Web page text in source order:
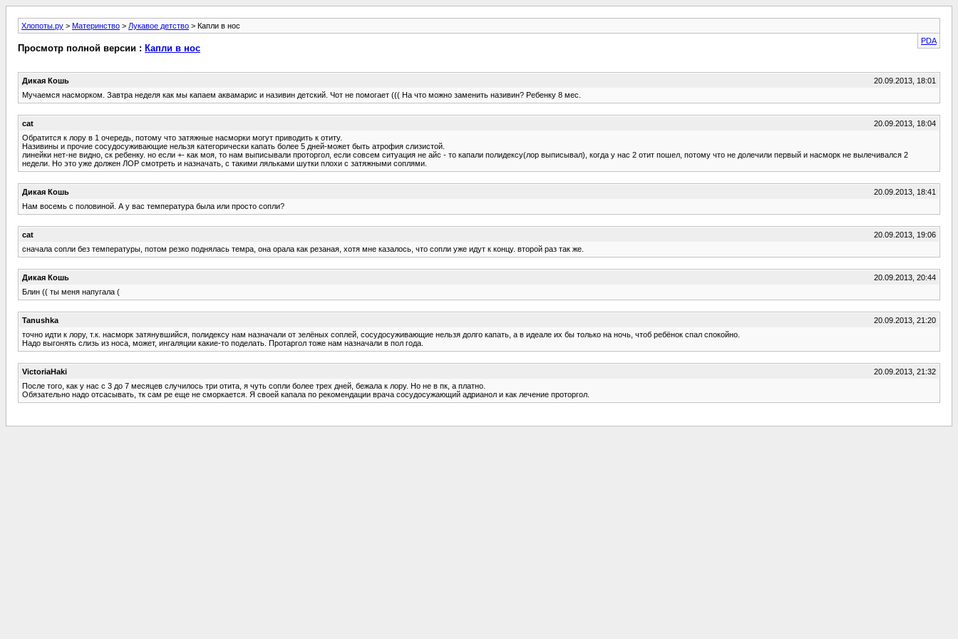
Хлопоты.ру > Материнство > Лукавое детство > Капли в нос
PDA
Просмотр полной версии : Капли в нос
Дикая Кошь
20.09.2013, 18:01
Мучаемся насморком. Завтра неделя как мы капаем аквамарис и називин детский. Чот не помогает ((( На что можно заменить називин? Ребенку 8 мес.
cat
20.09.2013, 18:04
Обратится к лору в 1 очередь, потому что затяжные насморки могут приводить к отиту.
Називины и прочие сосудосуживающие нельзя категорически капать более 5 дней-может быть атрофия слизистой.
линейки нет-не видно, ск ребенку. но если +- как моя, то нам выписывали проторгол, если совсем ситуация не айс - то капали полидексу(лор выписывал), когда у нас 2 отит пошел, потому что не долечили первый и насморк не вылечивался 2
недели. Но это уже должен ЛОР смотреть и назначать, с такими ляльками шутки плохи с затяжными соплями.
Дикая Кошь
20.09.2013, 18:41
Нам восемь с половиной. А у вас температура была или просто сопли?
cat
20.09.2013, 19:06
сначала сопли без температуры, потом резко поднялась темра, она орала как резаная, хотя мне казалось, что сопли уже идут к концу. второй раз так же.
Дикая Кошь
20.09.2013, 20:44
Блин (( ты меня напугала (
Tanushka
20.09.2013, 21:20
точно идти к лору, т.к. насморк затянувшийся, полидексу нам назначали от зелёных соплей, сосудосуживающие нельзя долго капать, а в идеале их бы только на ночь, чтоб ребёнок спал спокойно.
Надо выгонять слизь из носа, может, ингаляции какие-то поделать. Протаргол тоже нам назначали в пол года.
VictoriaHaki
20.09.2013, 21:32
После того, как у нас с 3 до 7 месяцев случилось три отита, я чуть сопли более трех дней, бежала к лору. Но не в пк, а платно.
Обязательно надо отсасывать, тк сам ре еще не сморкается. Я своей капала по рекомендации врача сосудосужающий адрианол и как лечение проторгол.